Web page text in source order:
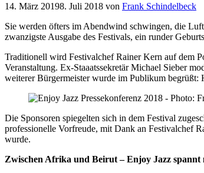
14. März 20198. Juli 2018 von Frank Schindelbeck
Sie werden öfters im Abendwind schwingen, die
zwanzigste Ausgabe des Festivals, ein runder
Traditionell wird Festivalchef Rainer Kern auf dem
Veranstaltung. Ex-Staaatssekretär Michael Sieber
weiterer Bürgermeister wurde im Publikum begrüßt:
Die Sponsoren spiegelten sich in dem Festival
professionelle Vorfreude, mit Dank an Festivalchef
wurde.
Zwischen Afrika und Beirut – Enjoy Jazz spannt